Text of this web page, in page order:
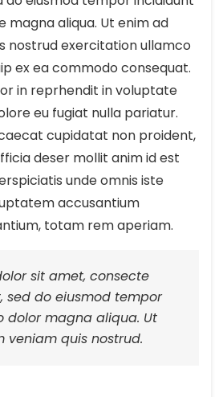
magna aliqua. Ut enim ad
nostrud exercitation ullamco
ex ea commodo consequat.
in reprhendit in voluptate
eu fugiat nulla pariatur.
cupidatat non proident,
deser mollit anim id est
unde omnis iste
accusantium
totam rem aperiam.
sit amet, consecte
sed do eiusmod tempor
dolor magna aliqua. Ut
veniam quis nostrud.